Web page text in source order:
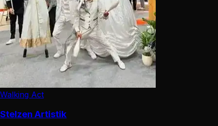
Walking Act
Stelzen Artistik